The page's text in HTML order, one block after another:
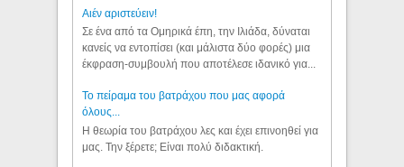
Aιέν αριστεύειν!
Σε ένα από τα Ομηρικά έπη, την Ιλιάδα, δύναται
κανείς να εντοπίσει (και μάλιστα δύο φορές) μια
έκφραση-συμβουλή που αποτέλεσε ιδανικό για...
Το πείραμα του βατράχου που μας αφορά
όλους...
Η θεωρία του βατράχου λες και έχει επινοηθεί για
μας. Την ξέρετε; Είναι πολύ διδακτική.